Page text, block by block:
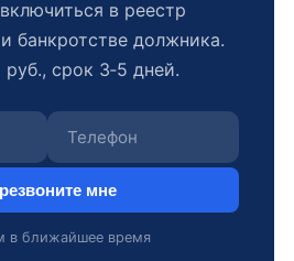
в реестр
банкротстве должника.
срок 3‑5 дней.
мне
в ближайшее время